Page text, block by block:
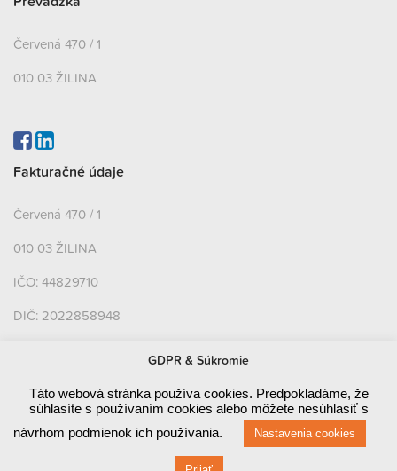
Červená 470 / 1
010 03 ŽILINA
Fakturačné údaje
Červená 470 / 1
010 03 ŽILINA
IČO: 44829710
DIČ: 2022858948
SLOVENSKÁ SPORITEĽŇA, A.S.
SK46 0900 0000 0004 24998273
GDPR & Súkromie
Táto webová stránka používa cookies. Predpokladáme, že
súhlasíte s používaním cookies alebo môžete nesúhlasiť s
návrhom podmienok ich používania.
Nastavenia cookies